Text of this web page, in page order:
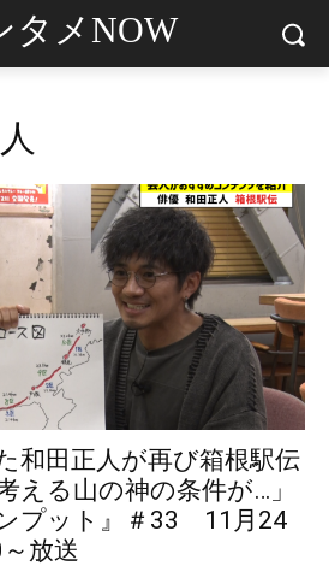
タメNOW
和田正人が再び箱根駅伝
える山の神の条件が…」
ンプット』＃33 11月24
放送